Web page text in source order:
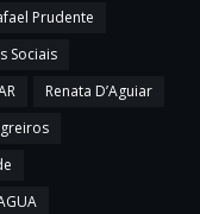
Prudente
Sociais
Renata D’Aguiar